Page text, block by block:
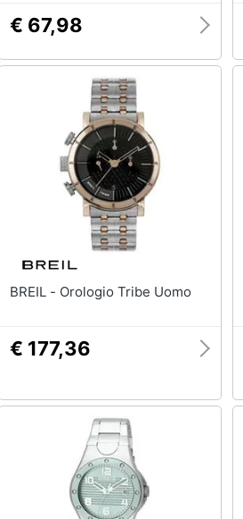
€ 67,98
BREIL - Orologio Tribe Uomo
€ 177,36